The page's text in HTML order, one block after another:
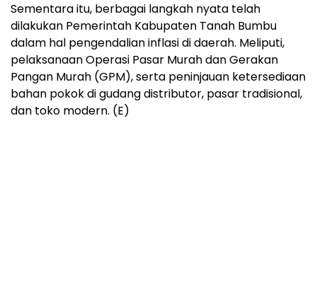
Sementara itu, berbagai langkah nyata telah
dilakukan Pemerintah Kabupaten Tanah Bumbu
dalam hal pengendalian inflasi di daerah. Meliputi,
pelaksanaan Operasi Pasar Murah dan Gerakan
Pangan Murah (GPM), serta peninjauan ketersediaan
bahan pokok di gudang distributor, pasar tradisional,
dan toko modern. (E)